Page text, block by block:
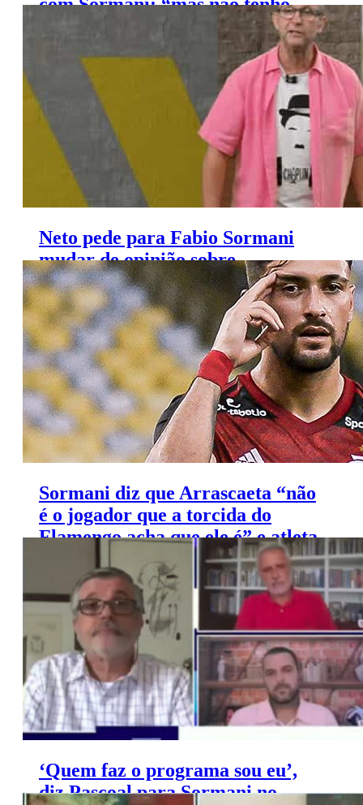
Neto pede para Fabio Sormani
mudar de opinião sobre
Arrascaeta
Sormani diz que Arrascaeta “não
é o jogador que a torcida do
Flamengo acha que ele é” e atleta
‘Quem faz o programa sou eu’,
diz Pascoal para Sormani no